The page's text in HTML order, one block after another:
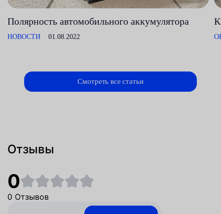
Полярность автомобильного аккумулятора
НОВОСТИ 01.08.2022
Смотреть все статьи
Отзывы
0
0 Отзывов